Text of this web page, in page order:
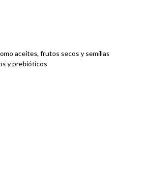
aceites, frutos secos y semillas
y prebióticos